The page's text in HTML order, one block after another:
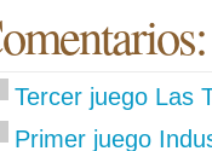
Tercer juego Las
Primer juego